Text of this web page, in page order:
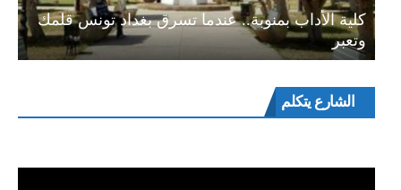
كلية الأداب بمنوبة.. عندما تسرق بغداد تونس قلمك
وتعبر
الشارع يتكلممشغل
الفيديو